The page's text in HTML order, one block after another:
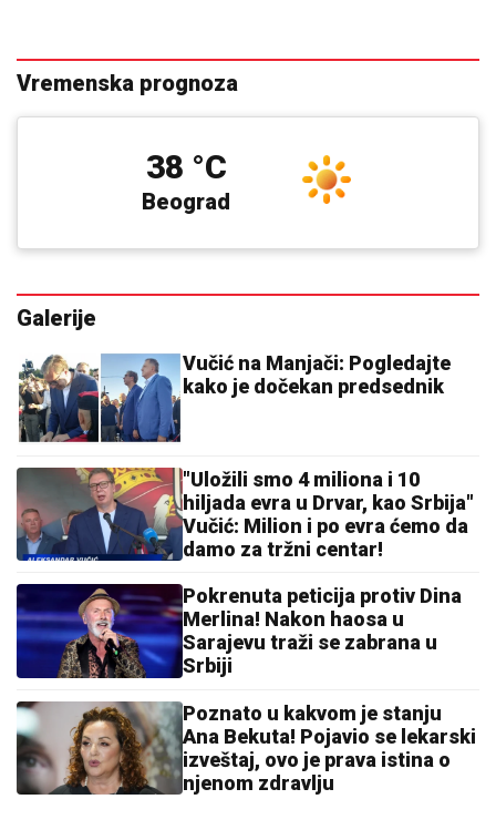
Vremenska prognoza
Beograd
38 °C
Galerije
Vučić na Manjači: Pogledajte
kako je dočekan predsednik
"Uložili smo 4 miliona i 10
hiljada evra u Drvar, kao Srbija"
Vučić: Milion i po evra ćemo da
damo za tržni centar!
Pokrenuta peticija protiv Dina
Merlina! Nakon haosa u
Sarajevu traži se zabrana u
Srbiji
Poznato u kakvom je stanju
Ana Bekuta! Pojavio se lekarski
izveštaj, ovo je prava istina o
njenom zdravlju